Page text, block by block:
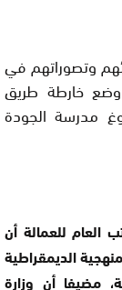
وتصوراتهم في
وضع خارطة طريق
مدرسة الجودة
العام للعمالة أن
الديمقراطية
مضيفا أن وزارة